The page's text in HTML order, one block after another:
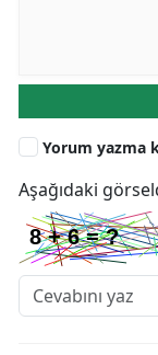
Yorum yazma
Aşağıdaki